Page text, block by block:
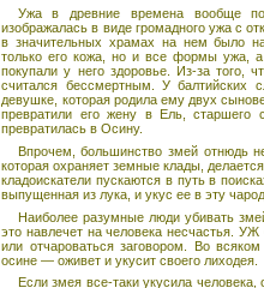
Ужа в древние времена вообще
изображалась в виде громадного ужа с
в значительных храмах на нем было
только его кожа, но и все формы ужа,
покупали у него здоровье. Из-за того,
считался бессмертным. У балтийских
девушке, которая родила ему двух
превратили его жену в Ель,
превратилась в Осину.
Впрочем, большинство змей отнюдь
которая охраняет земные клады,
кладоискатели пускаются в путь в
выпущенная из лука, и укус ее в эту
Наиболее разумные люди убивать
это навлечет на человека несчастья.
или отчароваться заговором. Во
осине — оживет и укусит своего лиходея.
Если змея все-таки укусила